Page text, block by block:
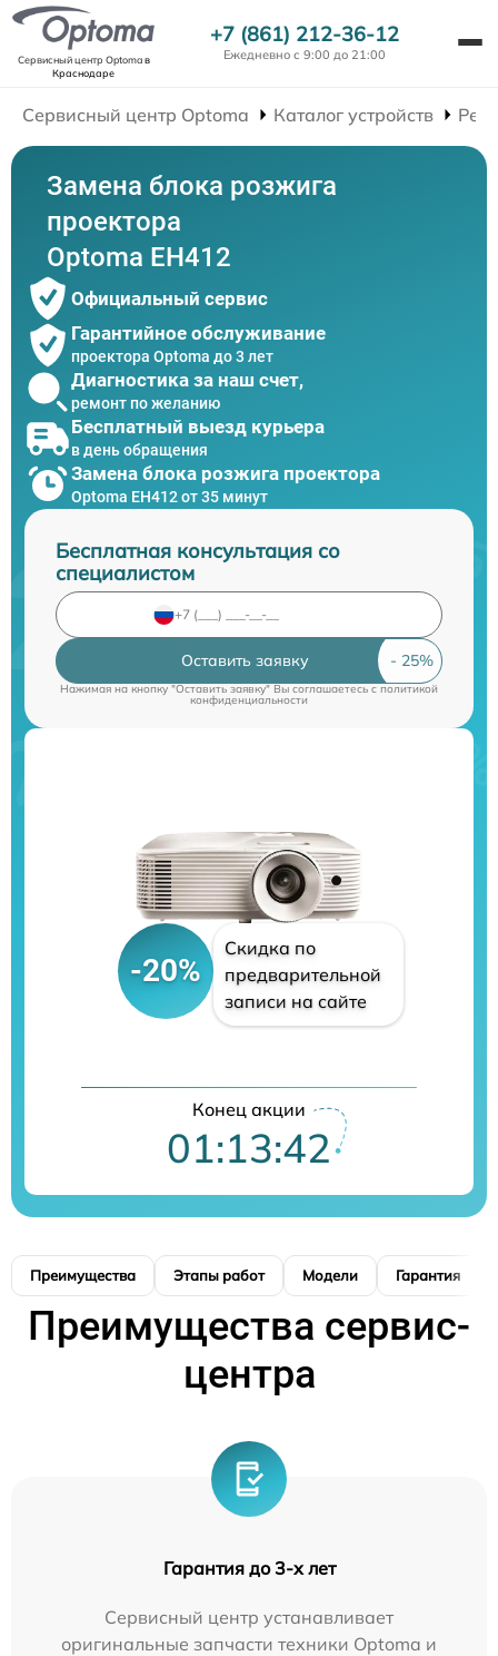
Сервисный центр Optomaв
Краснодаре
+7 (861) 212-36-12
Ежедневно с 9:00 до 21:00
Сервисный центр Optoma Каталог устройств
Замена блока розжига
проектора
Optoma EH412
Официальный сервис
Гарантийное обслуживание
проектора Optoma до 3 лет
Диагностика за наш счет,
ремонт по желанию
Бесплатный выезд курьера
в день обращения
Замена блока розжига проектора
Optoma EH412 от 35 минут
Бесплатная консультация со
специалистом
Оставить заявку
Нажимая на кнопку "Оставить заявку" Вы соглашаетесь cполитикой
конфиденциальности
-20%
Скидка по
предварительной
записи на сайте
Конец акции
01:13:41
Преимущества Этапы работ Модели Гарантия
Преимущества сервис-
центра
Гарантия до 3-х лет
Сервисный центр устанавливает
оригинальные запчасти техники Optoma и